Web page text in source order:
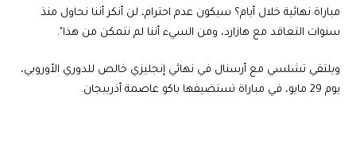
مباراة نهائية خلال أيام؟ سيكون عدم احترام، لن أنكر أننا نحاول منذ
سنوات التعاقد مع هازارد، ومن السيء أننا لم نتمكن من هذا".
ويلتقي تشلسي مع أرسنال في نهائي إنجليزي خالص للدوري الأوروبي،
يوم 29 مايو، في مباراة تستضيفها باكو عاصمة أذربيجان.